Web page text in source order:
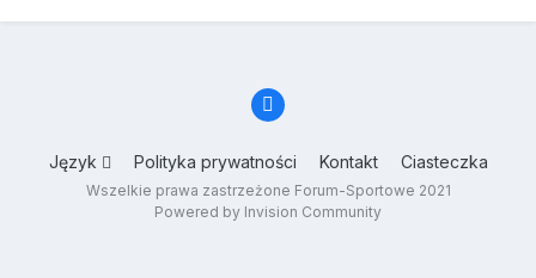
Język Polityka prywatności Kontakt Ciasteczka
Wszelkie prawa zastrzeżone Forum-Sportowe 2021
Powered by Invision Community